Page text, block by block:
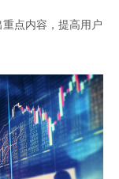
点内容，提高用户